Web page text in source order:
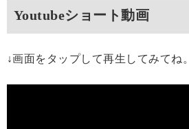
Youtubeショート動画
↓画面をタップして再生してみてね。